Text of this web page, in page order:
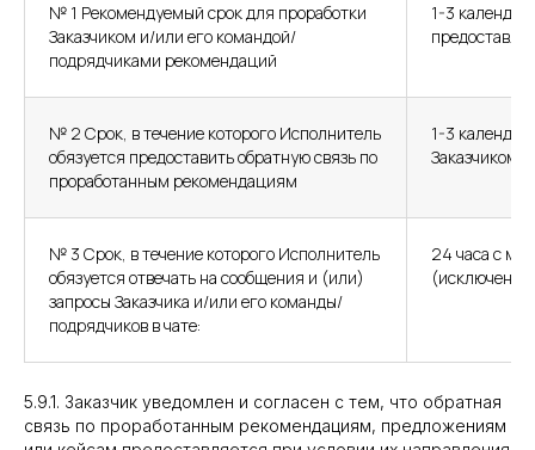
№ 1 Рекомендуемый срок для проработки
Заказчиком и/или его командой/
подрядчиками рекомендаций
1-3
№ 2 Срок, в течение которого Исполнитель
обязуется предоставить обратную связь по
проработанным рекомендациям
1-3
Заказчиком
№ 3 Срок, в течение которого Исполнитель
обязуется отвечать на сообщения и (или)
запросы Заказчика и/или его команды/
подрядчиков в чате:
24 часа с
(исключение
5.9.1. Заказчик уведомлен и согласен с тем, что обратная
связь по проработанным рекомендациям, предложениям